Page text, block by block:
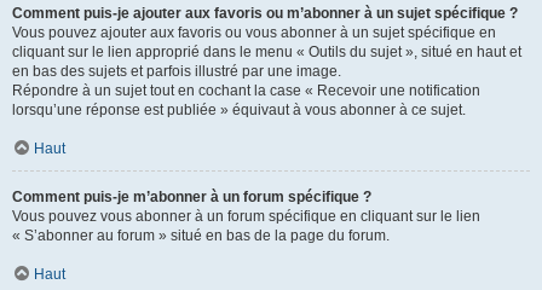
Comment puis-je ajouter aux favoris ou m’abonner à un sujet spécifique ?
Vous pouvez ajouter aux favoris ou vous abonner à un sujet spécifique en
cliquant sur le lien approprié dans le menu « Outils du sujet », situé en haut et
en bas des sujets et parfois illustré par une image.
Répondre à un sujet tout en cochant la case « Recevoir une notification
lorsqu’une réponse est publiée » équivaut à vous abonner à ce sujet.
Haut
Comment puis-je m’abonner à un forum spécifique ?
Vous pouvez vous abonner à un forum spécifique en cliquant sur le lien
« S’abonner au forum » situé en bas de la page du forum.
Haut